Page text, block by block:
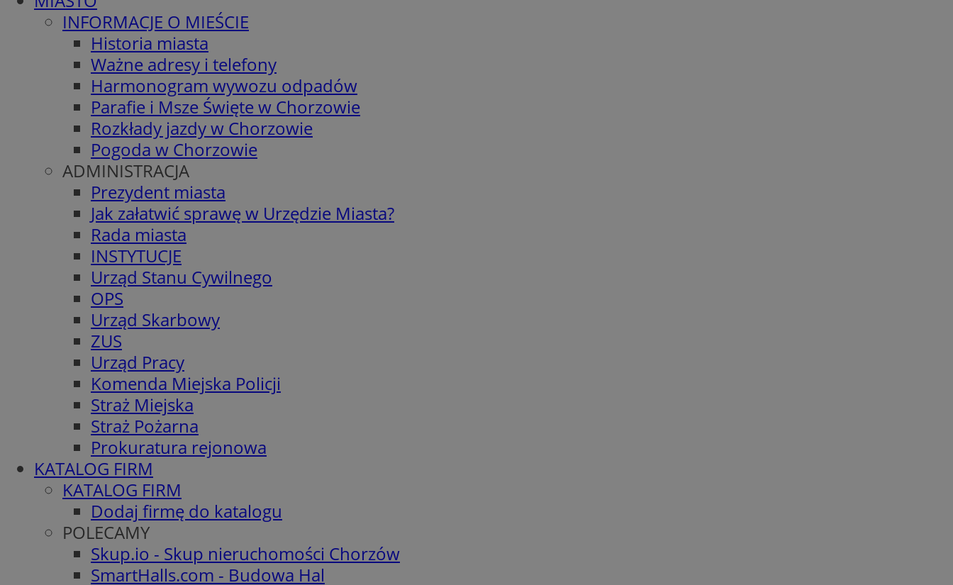
INFORMACJE O MIEŚCIE
Historia miasta
Ważne adresy i telefony
Harmonogram wywozu odpadów
Parafie i Msze Święte w Chorzowie
Rozkłady jazdy w Chorzowie
Pogoda w Chorzowie
ADMINISTRACJA
Prezydent miasta
Jak załatwić sprawę w Urzędzie Miasta?
Rada miasta
INSTYTUCJE
Urząd Stanu Cywilnego
OPS
Urząd Skarbowy
ZUS
Urząd Pracy
Komenda Miejska Policji
Straż Miejska
Straż Pożarna
Prokuratura rejonowa
KATALOG FIRM
KATALOG FIRM
Dodaj firmę do katalogu
POLECAMY
Skup.io - Skup nieruchomości Chorzów
SmartHalls.com - Budowa Hal